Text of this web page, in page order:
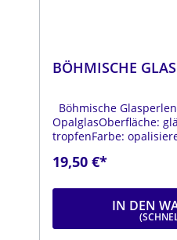
BÖHMISCHE
Böhmische
OpalglasOberfläche:
tropfenFarbe:
cm
19,50 €*
IN DEN